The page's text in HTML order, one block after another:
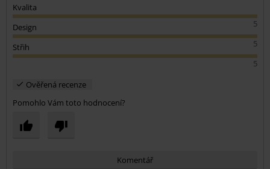
povolí. Zvýrazňují ženskou postavu. Já brala míru L - 183 cm, 69 kg.
Nohavice dlouhé až na zem a lze možno zkrátit. Luxusní výrobek.
Oblast zadku až do půli stehen podšita podšívkou.
Kvalita
5
Design
5
Střih
5
Ověřená recenze
Pomohlo Vám toto hodnocení?
Komentář